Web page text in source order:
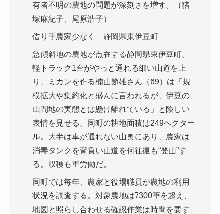
有者不明の農地の問題が深刻さを増す。（猪
塚麻紀子、尾原浩子）
借り手農家少なく 静岡県東伊豆町
急傾斜地の農地が点在する静岡県東伊豆町。
軽トラック1台がやっと通れる細い山道を上
り、ミカンを作る楠山節雄さん（69）は「規
模拡大や集約化と盛んに言われるが、伊豆の
山間地の実態とは懸け離れている」と険しい
表情を見せる。同町の耕地面積は249ヘクター
ル。大半は車が通れない山奥にあり、農家は
消毒タンクを背負い山道を何往復も“登山”す
る。収穫も重労働だ。
同町では毎年、農家と役場職員が農地の利用
状況を調査する。対象農地は7300筆を超え、
地図と照らし合わせる確認作業は時間を要す